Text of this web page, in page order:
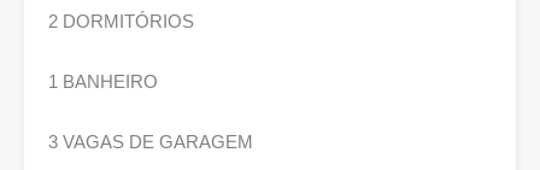
2 DORMITÓRIOS
1 BANHEIRO
3 VAGAS DE GARAGEM